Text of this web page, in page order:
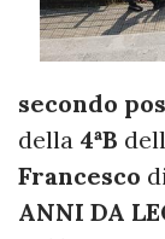
secondo
della 4ªB
Francesco di
ANNI DA